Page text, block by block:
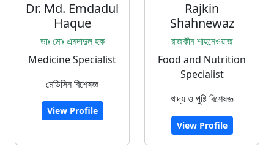
Dr. Md. Emdadul
Haque
ডাঃ মোঃ এমদাদুল হক
Medicine Specialist
মেডিসিন বিশেষজ্ঞ
View Profile
Rajkin
Shahnewaz
রাজকীন শাহনেওয়াজ
Food and Nutrition
Specialist
খাদ্য ও পুষ্টি বিশেষজ্ঞ
View Profile